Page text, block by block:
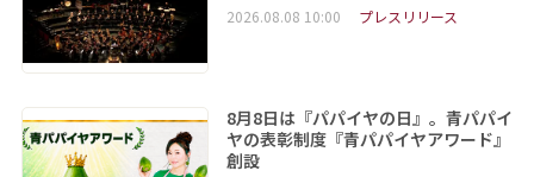
2026.08.08 10:00 プレスリリース
8月8日は『パパイヤの日』。青パパイ
ヤの表彰制度『青パパイヤアワード』
創設